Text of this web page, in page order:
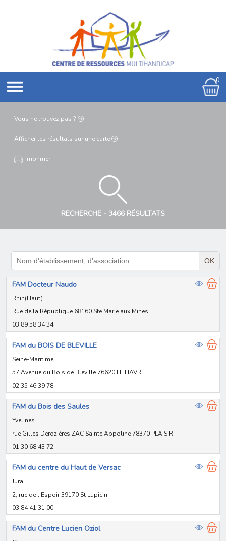
0
Vous netrouvez pas ?
Afficher les résultats sur une carte
Imprimer
RECHERCHE - 3466 RÉSULTATS
OK
FAM Docteur Naudo
Rhin(Haut)
Rue de la République 68160 Ste Marie aux Mines
03 89 58 34 34
FAM du BOIS DE BLEVILLE
Seine-Maritime
57 Avenue du Bois de Bleville 76620 LE HAVRE
02 35 46 39 78
FAM du Bois des Saules
Yvelines
rue Gilles Derozières ZAC Sainte Appoline 78370 PLAISIR
01 30 68 43 72
FAM du centre du Haut de Versac
Jura
2, rue de l'Espoir 39170 St Lupicin
03 84 41 31 00
FAM du Centre Lucien Oziol